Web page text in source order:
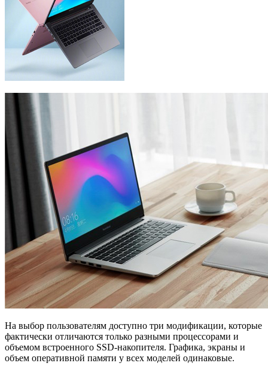
На выбор пользователям доступно три модификации, которые
фактически отличаются только разными процессорами и
объемом встроенного SSD-накопителя. Графика, экраны и
объем оперативной памяти у всех моделей одинаковые.